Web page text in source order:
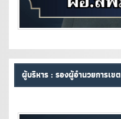
ผู้บริหาร : รองผู้อำนวยการเขต